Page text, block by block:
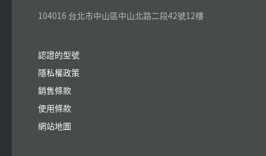
104016 台北市中山區中山北路二段42號12樓
認證的型號
隱私權政策
銷售條款
使用條款
網站地圖